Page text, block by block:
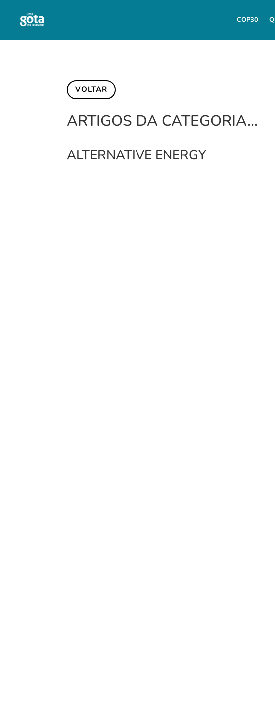
COP30
VOLTAR
ARTIGOS DA CATEGORIA…
ALTERNATIVE ENERGY